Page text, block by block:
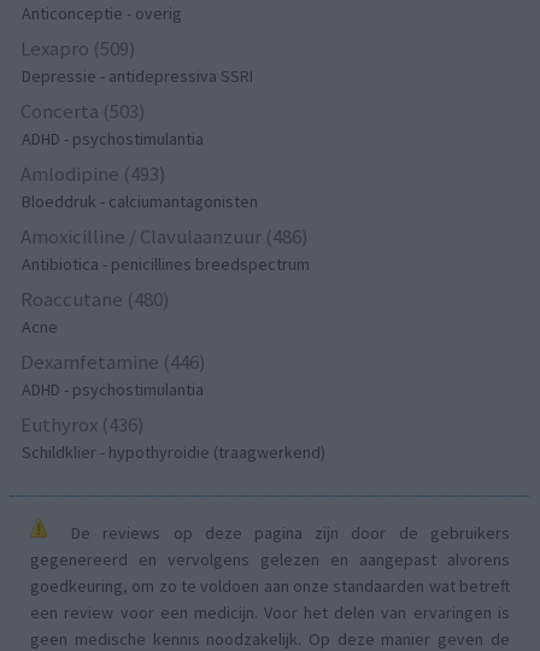
Anticonceptie - overig
Lexapro (509)
Depressie - antidepressiva SSRI
Concerta (503)
ADHD - psychostimulantia
Amlodipine (493)
Bloeddruk - calciumantagonisten
Amoxicilline / Clavulaanzuur (486)
Antibiotica - penicillines breedspectrum
Roaccutane (480)
Acne
Dexamfetamine (446)
ADHD - psychostimulantia
Euthyrox (436)
Schildklier - hypothyroidie (traagwerkend)
De reviews op deze pagina zijn door de gebruikers
gegenereerd en vervolgens gelezen en aangepast alvorens
goedkeuring, om zo te voldoen aan onze standaarden wat betreft
een review voor een medicijn. Voor het delen van ervaringen is
geen medische kennis noodzakelijk. Op deze manier geven de